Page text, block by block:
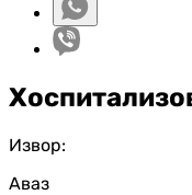
Извор:
Аваз